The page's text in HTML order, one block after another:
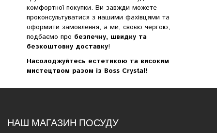
комфортної покупки. Ви завжди можете
проконсультуватися з нашими фахівцями та
оформити замовлення, а ми, своєю чергою,
подбаємо про безпечну, швидку та
безкоштовну доставку!
Насолоджуйтесь естетикою та високим
мистецтвом разом із Boss Crystal!
НАШ МАГАЗИН ПОСУДУ